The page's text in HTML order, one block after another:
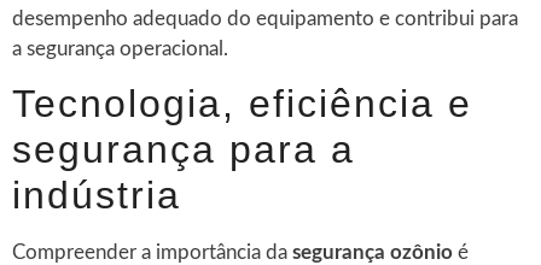
desempenho adequado do equipamento e contribui para
a segurança operacional.
Tecnologia, eficiência e
segurança para a
indústria
Compreender a importância da segurança ozônio é